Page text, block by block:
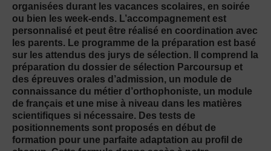
organisées durant les vacances scolaires, en soirée
ou bien les week-ends. L’accompagnement est
personnalisé et peut être réalisé en coordination avec
les parents. Le programme de la préparation est basé
sur les attendus des jurys de sélection. Il comprend la
préparation du dossier de sélection Parcoursup et
des épreuves orales d’admission, un module de
connaissance du métier d’orthophoniste, un module
de français et une mise à niveau dans les matières
scientifiques si nécessaire. Des tests de
positionnements sont proposés en début de
formation pour une parfaite adaptation au profil de